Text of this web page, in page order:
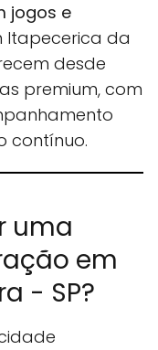
jogos e
Itapecerica da
desde
premium, com
contínuo.
uma
em
- SP?